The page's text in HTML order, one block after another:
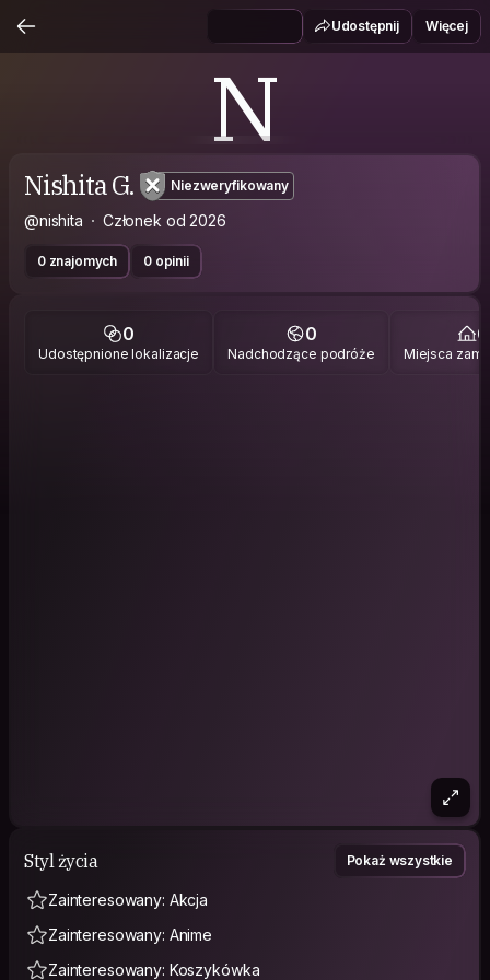
Udostępnij Więcej
N
Nishita G. Niezweryfikowany
@nishita Członek od 2026
0 znajomych 0 opinii
0
Udostępnione lokalizacje
0
Nadchodzące podróże
0
Miejsca
Styl życia Pokaż wszystkie
Zainteresowany: Akcja
Zainteresowany: Anime
Zainteresowany: Koszykówka